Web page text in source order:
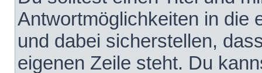
Antwortmöglichkeiten in die
und dabei sicherstellen,
eigenen Zeile steht. Du